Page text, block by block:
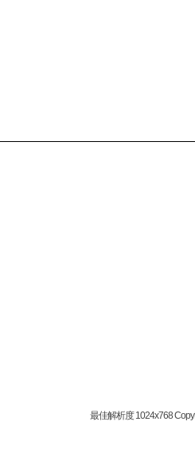
最佳解析度 1024x768